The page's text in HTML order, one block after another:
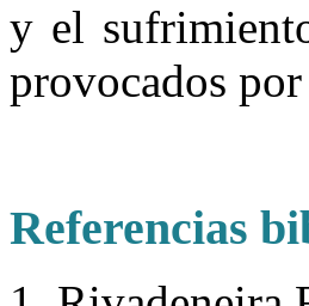
y el
provocados
Referencias